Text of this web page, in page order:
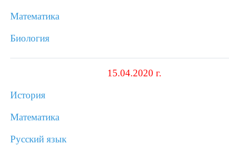
Математика
Биология
15.04.2020 г.
История
Математика
Русский язык